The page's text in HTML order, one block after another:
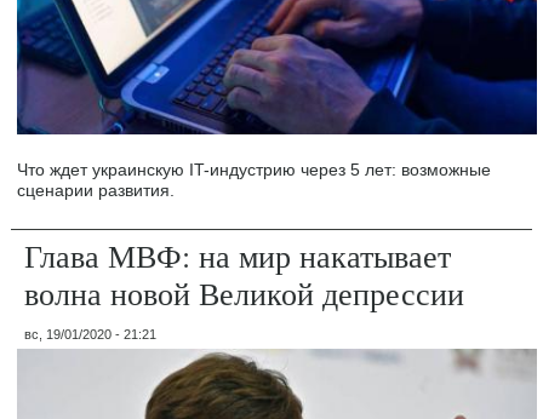
Что ждет украинскую IT-индустрию через 5 лет: возможные
сценарии развития.
Глава МВФ: на мир накатывает
волна новой Великой депрессии
вс, 19/01/2020 - 21:21